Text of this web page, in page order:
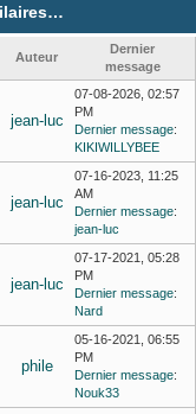
Auteur
Dernier
message
jean-luc
07-08-2026, 02:57
PM
Dernier message:
KIKIWILLYBEE
jean-luc
07-16-2023, 11:25
AM
Dernier message:
jean-luc
jean-luc
07-17-2021, 05:28
PM
Dernier message:
Nard
phile
05-16-2021, 06:55
PM
Dernier message:
Nouk33